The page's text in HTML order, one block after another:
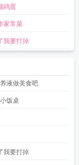
了颗蛋 免费阅读
了颗蛋霜耐东
鸡蛋
作家常菜
了我要打掉
养液做美食吧
小饭桌
了我要打掉